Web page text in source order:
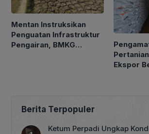
Mentan Instruksikan
Penguatan Infrastruktur
Pengairan, BMKG
Ekspor
Berita Terpopuler
Ketum Perpadi Ungkap